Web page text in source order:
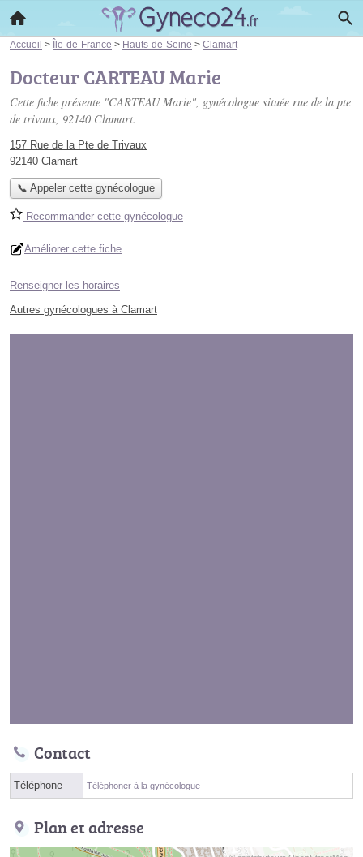
Accueil > Île-de-France > Hauts-de-Seine > Clamart
Docteur CARTEAU Marie
Cette fiche présente "CARTEAU Marie", gynécologue située rue de la pte
de trivaux, 92140 Clamart.
157 Rue de la Pte de Trivaux
92140 Clamart
📞 Appeler cette gynécologue
Recommander cette gynécologue
Améliorer cette fiche
Renseigner les horaires
Autres gynécologues à Clamart
Contact
Téléphone Téléphoner à la gynécologue
Plan et adresse